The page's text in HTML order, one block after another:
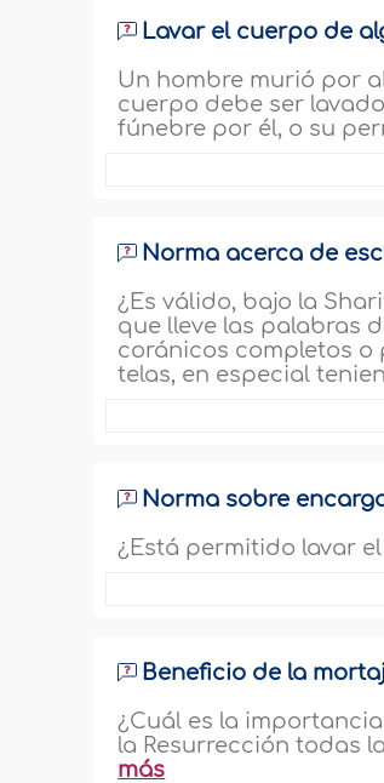
Lavar el cuerpo de
Un hombre murió por
cuerpo debe ser
fúnebre por él, o su
Norma acerca de
¿Es válido, bajo la
que lleve las palabras
coránicos completos o
telas, en especial
Norma sobre
¿Está permitido lavar
Beneficio de la
¿Cuál es la
la Resurrección todas
más